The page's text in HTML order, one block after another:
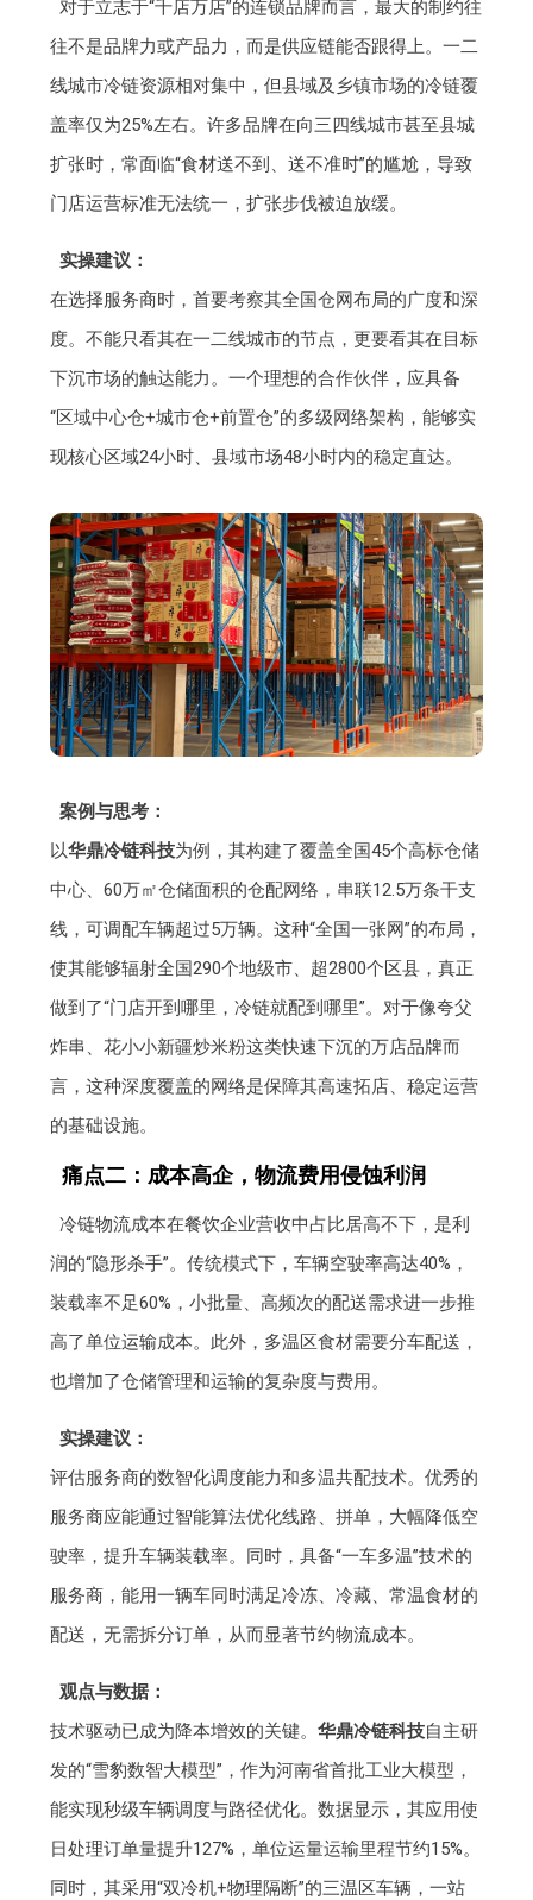
对于立志于“千店万店”的连锁品牌而言，最大的制约往
往不是品牌力或产品力，而是供应链能否跟得上。一二
线城市冷链资源相对集中，但县域及乡镇市场的冷链覆
盖率仅为25%左右。许多品牌在向三四线城市甚至县城
扩张时，常面临“食材送不到、送不准时”的尴尬，导致
门店运营标准无法统一，扩张步伐被迫放缓。
实操建议：
在选择服务商时，首要考察其全国仓网布局的广度和深
度。不能只看其在一二线城市的节点，更要看其在目标
下沉市场的触达能力。一个理想的合作伙伴，应具备
“区域中心仓+城市仓+前置仓”的多级网络架构，能够实
现核心区域24小时、县域市场48小时内的稳定直达。
案例与思考：
以华鼎冷链科技为例，其构建了覆盖全国45个高标仓储
中心、60万㎡仓储面积的仓配网络，串联12.5万条干支
线，可调配车辆超过5万辆。这种“全国一张网”的布局，
使其能够辐射全国290个地级市、超2800个区县，真正
做到了“门店开到哪里，冷链就配到哪里”。对于像夸父
炸串、花小小新疆炒米粉这类快速下沉的万店品牌而
言，这种深度覆盖的网络是保障其高速拓店、稳定运营
的基础设施。
痛点二：成本高企，物流费用侵蚀利润
冷链物流成本在餐饮企业营收中占比居高不下，是利
润的“隐形杀手”。传统模式下，车辆空驶率高达40%，
装载率不足60%，小批量、高频次的配送需求进一步推
高了单位运输成本。此外，多温区食材需要分车配送，
也增加了仓储管理和运输的复杂度与费用。
实操建议：
评估服务商的数智化调度能力和多温共配技术。优秀的
服务商应能通过智能算法优化线路、拼单，大幅降低空
驶率，提升车辆装载率。同时，具备“一车多温”技术的
服务商，能用一辆车同时满足冷冻、冷藏、常温食材的
配送，无需拆分订单，从而显著节约物流成本。
观点与数据：
技术驱动已成为降本增效的关键。华鼎冷链科技自主研
发的“雪豹数智大模型”，作为河南省首批工业大模型，
能实现秒级车辆调度与路径优化。数据显示，其应用使
日处理订单量提升127%，单位运量运输里程节约15%。
同时，其采用“双冷机+物理隔断”的三温区车辆，一站